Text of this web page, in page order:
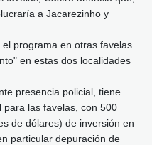
a Jacarezinho y
programa en otras favelas
en estas dos localidades
presencia policial, tiene
para las favelas, con 500
de dólares) de inversión en
particular depuración de